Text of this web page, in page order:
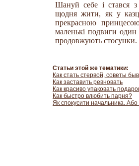
Шануй себе і стався
щодня жити, як у
прекрасною
маленькі подвиги
продовжують стосунки.
Статьи этой же тематики:
Как стать стервой, советы
Как заставить ревновать
Как красиво упаковать
Как быстро влюбить парня?
Як спокусити начальника. Або